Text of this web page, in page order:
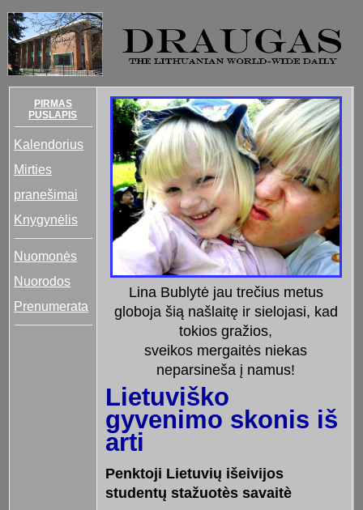
PIRMAS
PUSLAPIS
Kalendorius
Mirties
pranešimai
Knygynėlis
Nuomonės
Nuorodos
Prenumerata
Lina Bublytė jau trečius metus
globoja šią našlaitę ir sielojasi, kad
tokios gražios,
sveikos mergaitės niekas
neparsineša į namus!
Lietuviško
gyvenimo skonis iš
arti
Penktoji Lietuvių išeivijos
studentų stažuotès savaitè